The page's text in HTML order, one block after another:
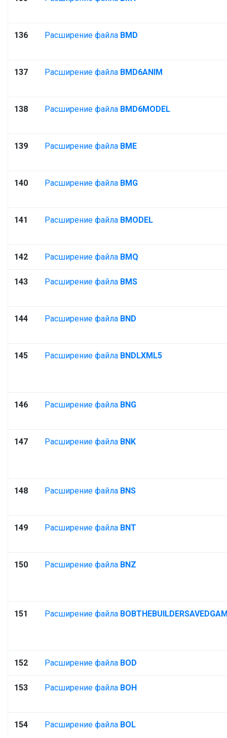
136 Расширение файла BMD
137 Расширение файла BMD6ANIM
138 Расширение файла BMD6MODEL
139 Расширение файла BME
140 Расширение файла BMG
141 Расширение файла BMODEL
142 Расширение файла BMQ
143 Расширение файла BMS
144 Расширение файла BND
145 Расширение файла BNDLXML5
146 Расширение файла BNG
147 Расширение файла BNK
148 Расширение файла BNS
149 Расширение файла BNT
150 Расширение файла BNZ
151 Расширение файла
152 Расширение файла BOD
153 Расширение файла BOH
154 Расширение файла BOL